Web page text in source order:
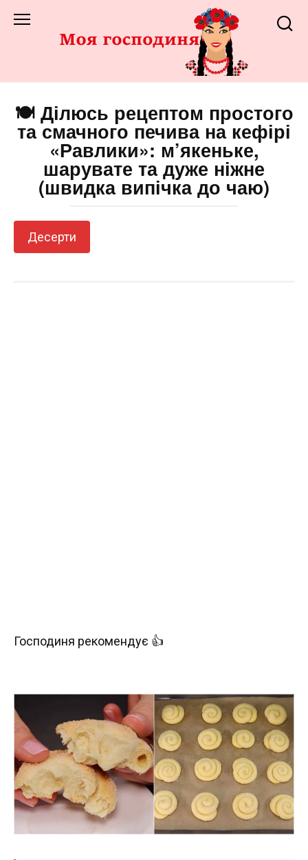
до
🍽️ Ділюсь рецептом простого
та смачного печива на кефірі
«Равлики»: м’якеньке,
шарувате та дуже ніжне
(швидка випічка до чаю)
Десерти
Господиня рекомендує 👍